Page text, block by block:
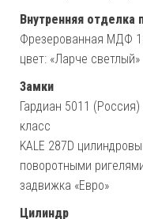
Внутренняя отделка
Фрезерованная МДФ
цвет: «Ларче светлый»
Замки
Гардиан 5011
класс
KALE 287D
поворотными
задвижка «Евро»
Цилиндр